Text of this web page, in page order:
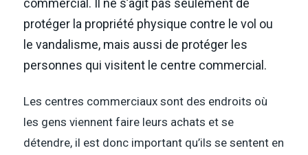
commercial. Il ne s’agit pas seulement de
protéger la propriété physique contre le vol ou
le vandalisme, mais aussi de protéger les
personnes qui visitent le centre commercial.
Les centres commerciaux sont des endroits où
les gens viennent faire leurs achats et se
détendre, il est donc important qu’ils se sentent en